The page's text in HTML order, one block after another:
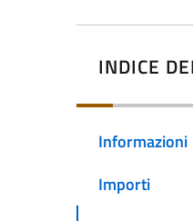
INDICE
Informazioni
Importi